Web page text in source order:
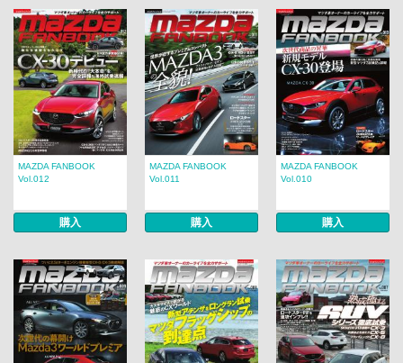
MAZDA FANBOOK
Vol.012
購入
MAZDA FANBOOK
Vol.011
購入
MAZDA FANBOOK
Vol.010
購入